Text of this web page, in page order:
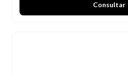
Consultar